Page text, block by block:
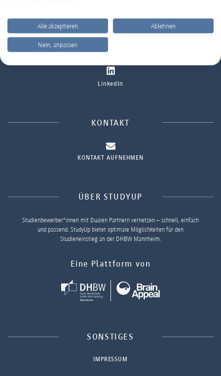
Ort oder Postleitzahl eingeben
ÜBER STUDYUP
Studienbewerber*innen mit Dualen Partnern vernetzen – schnell, einfach
und passend. StudyUp bietet optimale Möglichkeiten für den
Studieneinstieg an der DHBW Mannheim.
Eine Plattform von
LinkedIn
KONTAKT
KONTAKT AUFNEHMEN
SONSTIGES
IMPRESSUM
Alle akzeptieren Ablehnen
Nein, anpassen